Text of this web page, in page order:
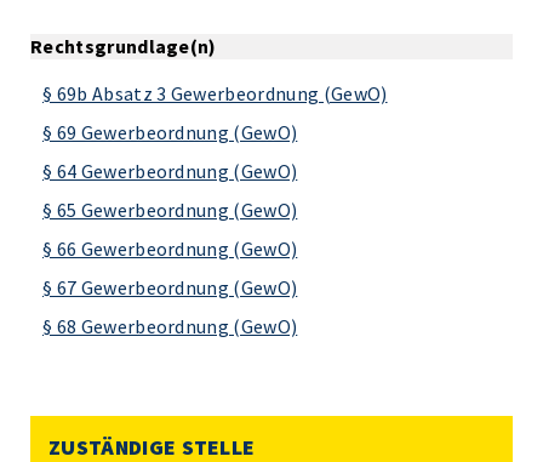
Rechtsgrundlage(n)
§ 69b Absatz 3 Gewerbeordnung (GewO)
§ 69 Gewerbeordnung (GewO)
§ 64 Gewerbeordnung (GewO)
§ 65 Gewerbeordnung (GewO)
§ 66 Gewerbeordnung (GewO)
§ 67 Gewerbeordnung (GewO)
§ 68 Gewerbeordnung (GewO)
ZUSTÄNDIGE STELLE